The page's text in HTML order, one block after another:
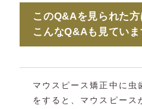
このQ&Aを見られた方
こんなQ&Aも見ていま
マウスピース矯正中に虫
をすると、マウスピース